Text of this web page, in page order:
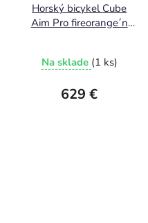
Horský bicykel Cube
Aim Pro fireorange´n
Na sklade (1 ks)
629 €